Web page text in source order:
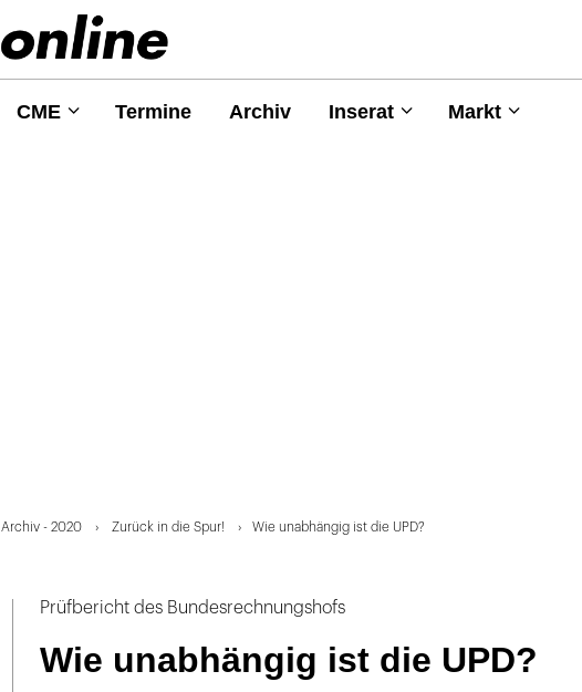
CME Termine Archiv Inserat Markt
Archiv - 2020 Zurück in die Spur! Wie unabhängig ist die UPD?
Prüfbericht des Bundesrechnungshofs
Wie unabhängig ist die UPD?